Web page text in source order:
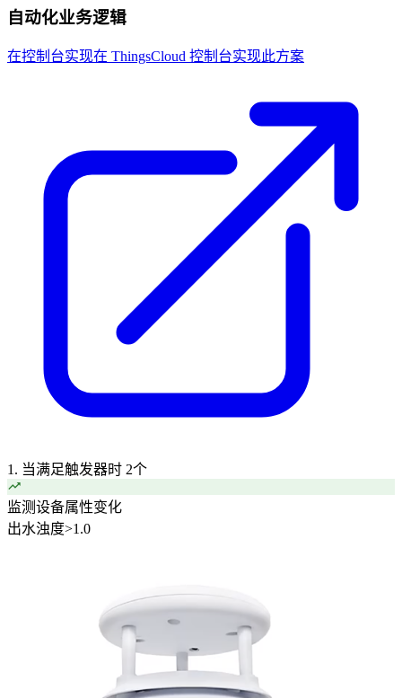
自动化业务逻辑
在控制台实现在 ThingsCloud 控制台实现此方案
1. 当满足触发器时 2个
监测设备属性变化
出水浊度>1.0